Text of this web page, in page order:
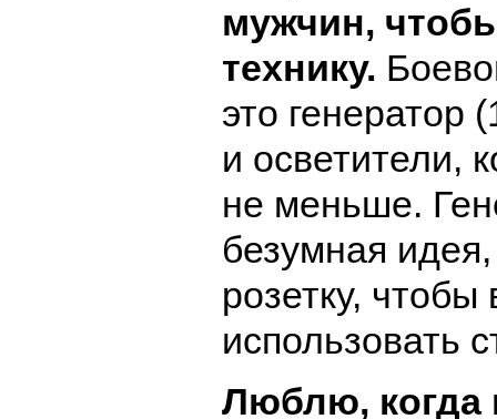
мужчин,
технику.
это генератор
и осветители,
не меньше.
безумная
розетку, чтобы
использовать
Люблю, когда